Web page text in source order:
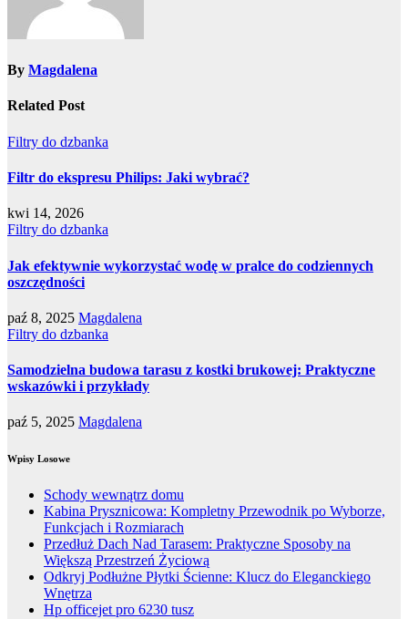
By Magdalena
Related Post
Filtry do dzbanka
Filtr do ekspresu Philips: Jaki wybrać?
kwi 14, 2026
Filtry do dzbanka
Jak efektywnie wykorzystać wodę w pralce do codziennych
oszczędności
paź 8, 2025 Magdalena
Filtry do dzbanka
Samodzielna budowa tarasu z kostki brukowej: Praktyczne
wskazówki i przykłady
paź 5, 2025 Magdalena
Wpisy Losowe
Schody wewnątrz domu
Kabina Prysznicowa: Kompletny Przewodnik po Wyborze,
Funkcjach i Rozmiarach
Przedłuż Dach Nad Tarasem: Praktyczne Sposoby na
Większą Przestrzeń Życiową
Odkryj Podłużne Płytki Ścienne: Klucz do Eleganckiego
Wnętrza
Hp officejet pro 6230 tusz